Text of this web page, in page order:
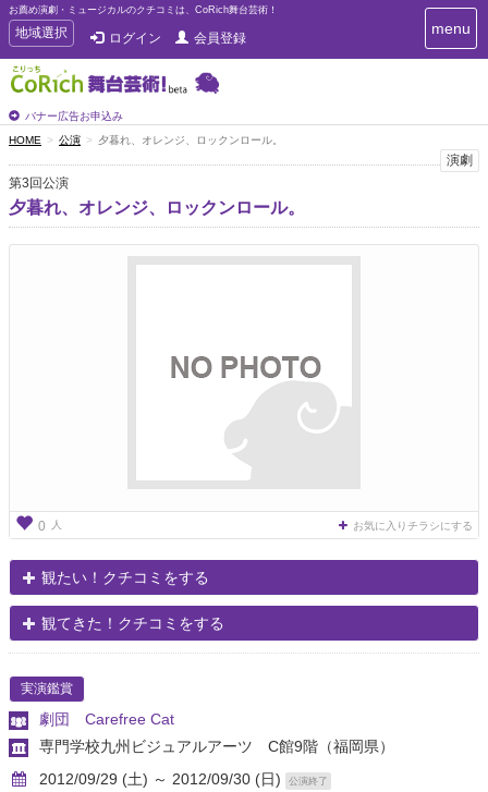
お薦め演劇・ミュージカルのクチコミは、CoRich舞台芸術！
T
o
g
g
e
n
a
v
i
g
地域選択 ログイン 会員登録
バナー広告お申込み
T
o
i
g
menu
HOME 公演 夕暮れ、オレンジ、ロックンロール。
演劇
第3回公演
夕暮れ、オレンジ、ロックンロール。
0 人 お気に入りチラシにする
観たい！クチコミをする
観てきた！クチコミをする
実演鑑賞
劇団 Carefree Cat
専門学校九州ビジュアルアーツ C館9階 （福岡県）
2012/09/29 (土) ～ 2012/09/30 (日)
公演終了